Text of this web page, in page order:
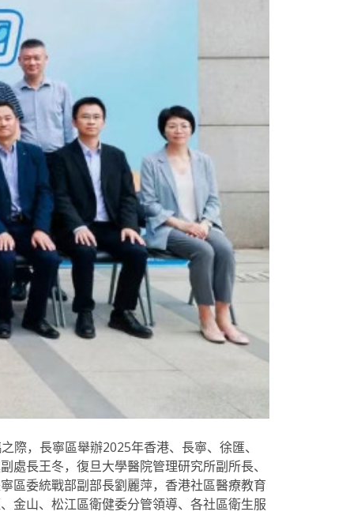
際，長寧區舉辦2025年香港、長寧、徐匯、
長王冬，復旦大學醫院管理研究所副所長、
區委統戰部副部長劉麗萍，香港社區醫療教育
金山、松江區衛健委分管領導、各社區衛生服